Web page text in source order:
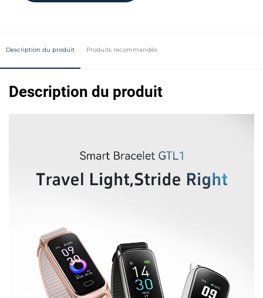
Description du produit Produits recommandés
Description du produit